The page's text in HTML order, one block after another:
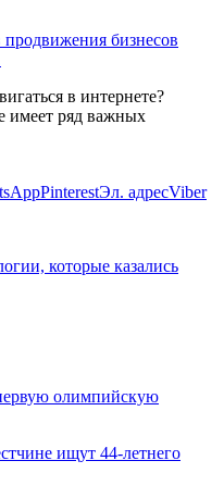
бизнесов
в интернете?
имеет ряд важных
PinterestЭл. адресViber
которые казались
олимпийскую
ищут 44-летнего